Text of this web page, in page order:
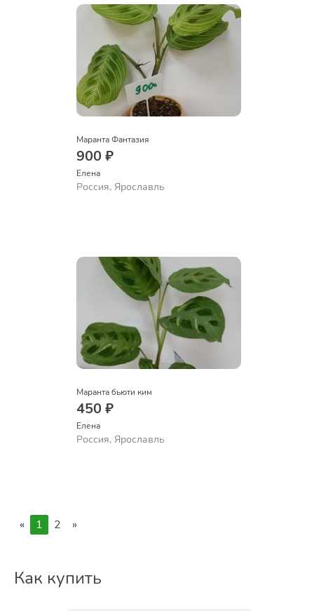
Маранта Фантазия
900 ₽
Елена
Россия, Ярославль
Маранта бьюти ким
450 ₽
Елена
Россия, Ярославль
« 1 2 »
Как купить